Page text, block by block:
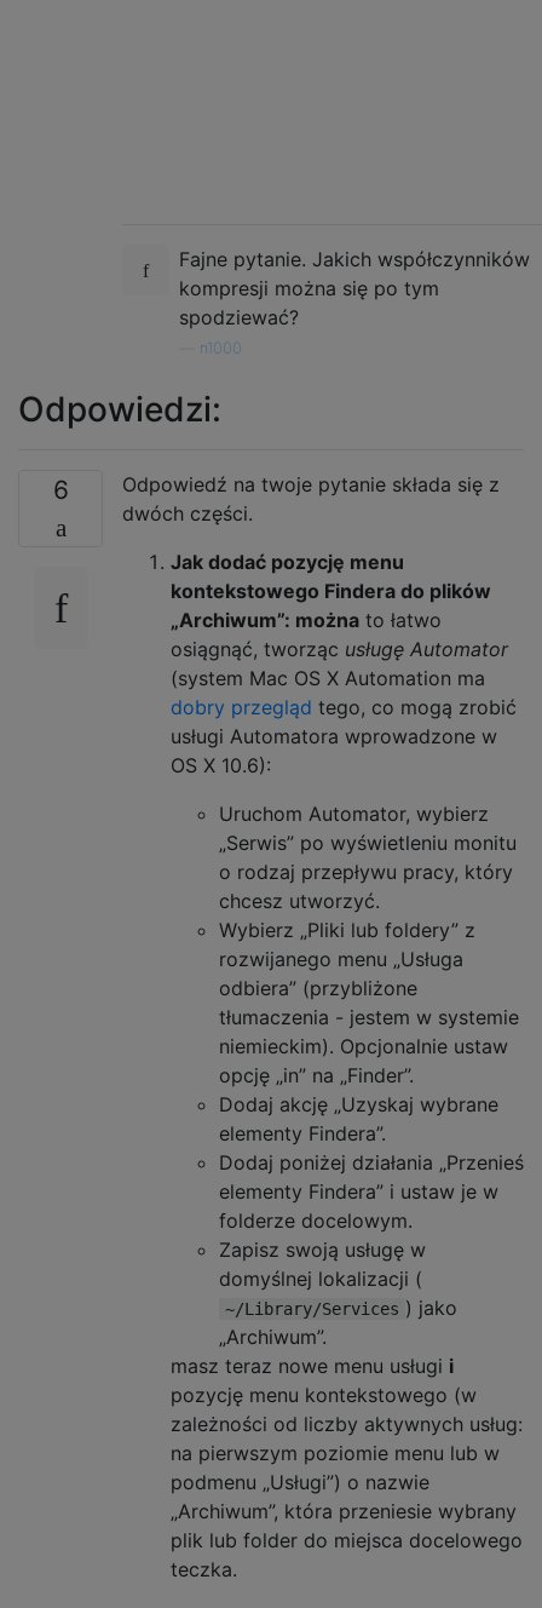
Fajne pytanie. Jakich współczynników
kompresji można się po tym
spodziewać?
n1000
Odpowiedzi:
6
Odpowiedź na twoje pytanie składa się z
dwóch części.
Jak dodać pozycję menu
kontekstowego Findera do plików
„Archiwum”: można to łatwo
osiągnąć, tworząc usługę Automator
(system Mac OS X Automation ma
dobry przegląd tego, co mogą zrobić
usługi Automatora wprowadzone w
OS X 10.6):
Uruchom Automator, wybierz
„Serwis” po wyświetleniu monitu
o rodzaj przepływu pracy, który
chcesz utworzyć.
Wybierz „Pliki lub foldery” z
rozwijanego menu „Usługa
odbiera” (przybliżone
tłumaczenia - jestem w systemie
niemieckim). Opcjonalnie ustaw
opcję „in” na „Finder”.
Dodaj akcję „Uzyskaj wybrane
elementy Findera”.
Dodaj poniżej działania „Przenieś
elementy Findera” i ustaw je w
folderze docelowym.
Zapisz swoją usługę w
domyślnej lokalizacji (
~/Library/Services ) jako
„Archiwum”.
masz teraz nowe menu usługi i
pozycję menu kontekstowego (w
zależności od liczby aktywnych usług:
na pierwszym poziomie menu lub w
podmenu „Usługi”) o nazwie
„Archiwum”, która przeniesie wybrany
plik lub folder do miejsca docelowego
teczka.